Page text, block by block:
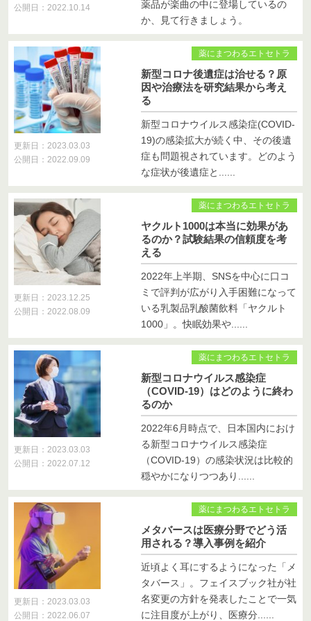
公開日：2022.10.14
薬品が楽曲の中に登場しているの
か、見て行きましょう。
更新日：2023.03.03
公開日：2022.09.09
薬にまつわるエトセトラ
新型コロナ後遺症は治せる？原
因や治療法を研究結果から考え
る
新型コロナウイルス感染症(COVID-
19)の感染拡大が続く中、その後遺
症も問題視されています。どのよう
な症状が後遺症と......
更新日：2023.12.25
公開日：2022.08.09
薬にまつわるエトセトラ
ヤクルト1000は本当に効果があ
るのか？試験結果の信頼度を考
える
2022年上半期、SNSを中心に口コ
ミで評判が広がり入手困難になって
いる乳製品乳酸菌飲料「ヤクルト
1000」。快眠効果や......
更新日：2023.03.03
公開日：2022.07.12
薬にまつわるエトセトラ
新型コロナウイルス感染症
（COVID-19）はどのように終わ
るのか
2022年6月時点で、日本国内におけ
る新型コロナウイルス感染症
（COVID-19）の感染状況は比較的
穏やかになりつつあり......
更新日：2023.03.03
公開日：2022.06.07
薬にまつわるエトセトラ
メタバースは医療分野でどう活
用される？導入事例を紹介
近頃よく耳にするようになった「メ
タバース」。フェイスブック社が社
名変更の方針を発表したことで一気
に注目度が上がり、医療分......